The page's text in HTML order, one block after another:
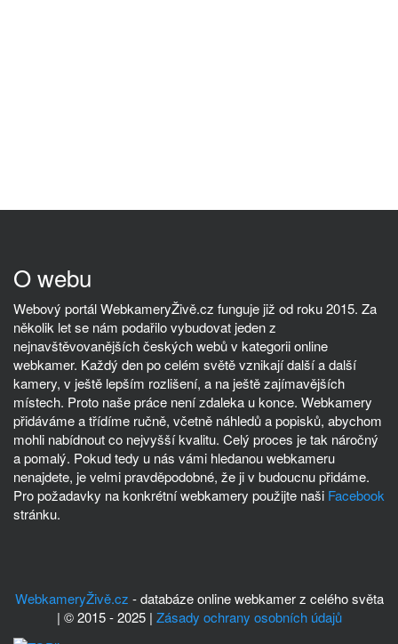
O webu
Webový portál WebkameryŽivě.cz funguje již od roku 2015. Za
několik let se nám podařilo vybudovat jeden z
nejnavštěvovanějších českých webů v kategorii online
webkamer. Každý den po celém světě vznikají další a další
kamery, v ještě lepším rozlišení, a na ještě zajímavějších
místech. Proto naše práce není zdaleka u konce. Webkamery
přidáváme a třídíme ručně, včetně náhledů a popisků, abychom
mohli nabídnout co nejvyšší kvalitu. Celý proces je tak náročný
a pomalý. Pokud tedy u nás vámi hledanou webkameru
nenajdete, je velmi pravděpodobné, že ji v budoucnu přidáme.
Pro požadavky na konkrétní webkamery použijte naši Facebook
stránku.
WebkameryŽivě.cz - databáze online webkamer z celého světa
| © 2015 - 2025 | Zásady ochrany osobních údajů